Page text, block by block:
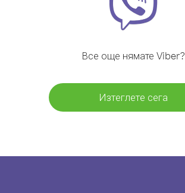
Все още нямате Viber?
Изтеглете сега